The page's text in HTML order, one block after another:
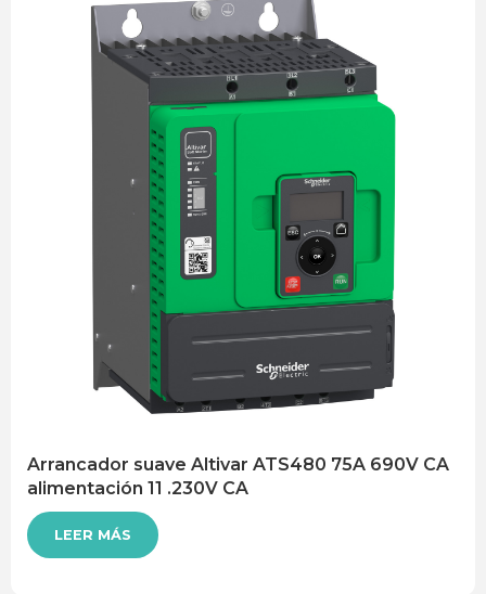
Arrancador suave Altivar ATS480 75A 690V CA
alimentación 11 .230V CA
LEER MÁS